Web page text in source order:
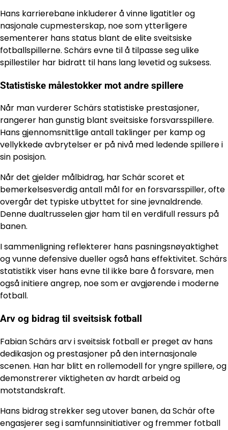
Hans karrierebane inkluderer å vinne ligatitler og
nasjonale cupmesterskap, noe som ytterligere
sementerer hans status blant de elite sveitsiske
fotballspillerne. Schärs evne til å tilpasse seg ulike
spillestiler har bidratt til hans lang levetid og suksess.
Statistiske målestokker mot andre spillere
Når man vurderer Schärs statistiske prestasjoner,
rangerer han gunstig blant sveitsiske forsvarsspillere.
Hans gjennomsnittlige antall taklinger per kamp og
vellykkede avbrytelser er på nivå med ledende spillere i
sin posisjon.
Når det gjelder målbidrag, har Schär scoret et
bemerkelsesverdig antall mål for en forsvarsspiller, ofte
overgår det typiske utbyttet for sine jevnaldrende.
Denne dualtrusselen gjør ham til en verdifull ressurs på
banen.
I sammenligning reflekterer hans pasningsnøyaktighet
og vunne defensive dueller også hans effektivitet. Schärs
statistikk viser hans evne til ikke bare å forsvare, men
også initiere angrep, noe som er avgjørende i moderne
fotball.
Arv og bidrag til sveitsisk fotball
Fabian Schärs arv i sveitsisk fotball er preget av hans
dedikasjon og prestasjoner på den internasjonale
scenen. Han har blitt en rollemodell for yngre spillere, og
demonstrerer viktigheten av hardt arbeid og
motstandskraft.
Hans bidrag strekker seg utover banen, da Schär ofte
engasjerer seg i samfunnsinitiativer og fremmer fotball